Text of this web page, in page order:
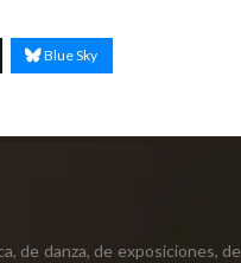
Blue Sky
de danza, de exposiciones, de